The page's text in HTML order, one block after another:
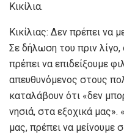
Κικίλια.
Κικίλιας: Δεν πρέπει να
Σε δήλωση του πριν λίγο,
πρέπει να επιδείξουμε
απευθυνόμενος στους
καταλάβουν ότι «δεν
νησιά, στα εξοχικά μας».
μας, πρέπει να μείνουμε